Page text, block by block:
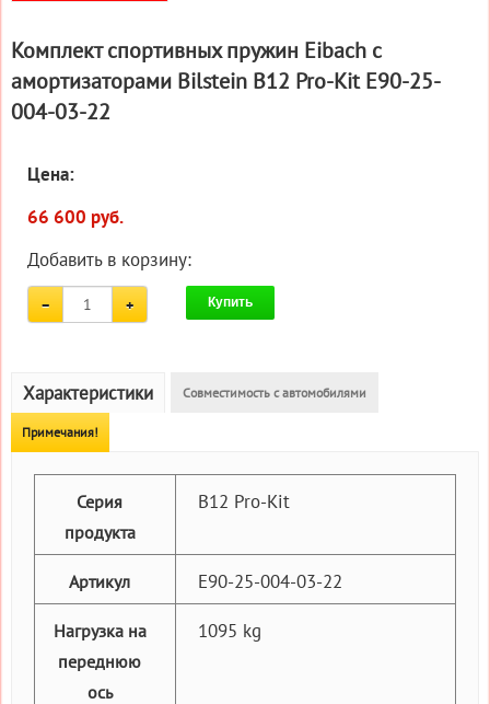
Комплект спортивных пружин Eibach с
амортизаторами Bilstein B12 Pro-Kit E90-25-
004-03-22
Цена:
66 600 руб.
Добавить в корзину:
Купить
Характеристики Совместимость с автомобилями
Примечания!
Серия
продукта
B12 Pro-Kit
Артикул E90-25-004-03-22
Нагрузка на
переднюю
ось
1095 kg